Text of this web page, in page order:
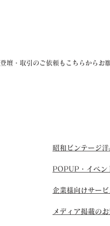
壇・取引のご依頼もこちらからお
昭和ビンテージ
POPUP・イベン
企業様向けサービ
メディア掲載の